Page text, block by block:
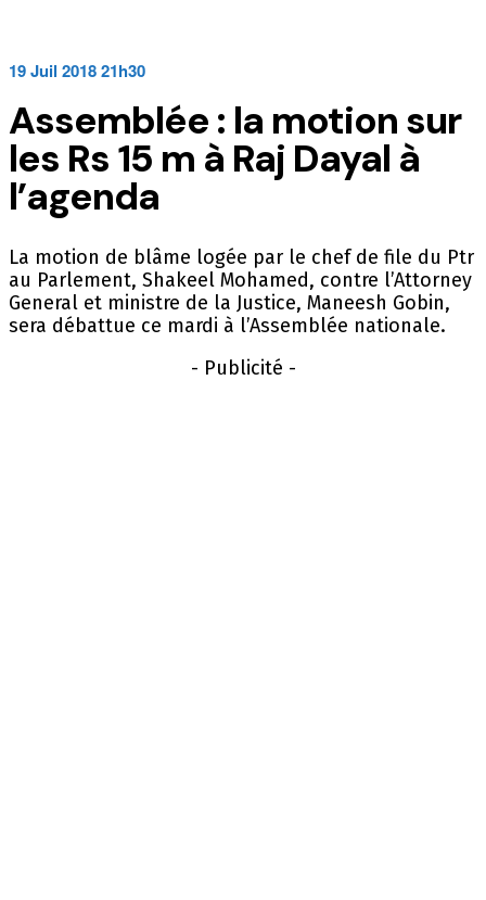
19 Juil 2018 21h30
Assemblée : la motion sur
les Rs 15 m à Raj Dayal à
l’agenda
La motion de blâme logée par le chef de file du Ptr
au Parlement, Shakeel Mohamed, contre l’Attorney
General et ministre de la Justice, Maneesh Gobin,
sera débattue ce mardi à l’Assemblée nationale.
- Publicité -